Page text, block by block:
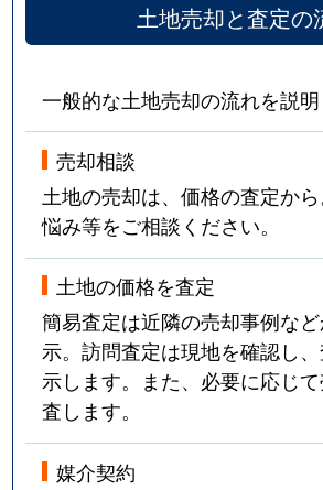
土地売却と査定の
一般的な土地売却の流れを説明
売却相談
土地の売却は、価格の査定か
悩み等をご相談ください。
土地の価格を査定
簡易査定は近隣の売却事例な
示。訪問査定は現地を確認し
示します。また、必要に応じ
査します。
媒介契約